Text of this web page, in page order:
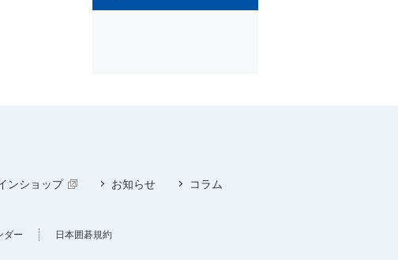
ンショップ お知らせ コラム
ダー 日本囲碁規約